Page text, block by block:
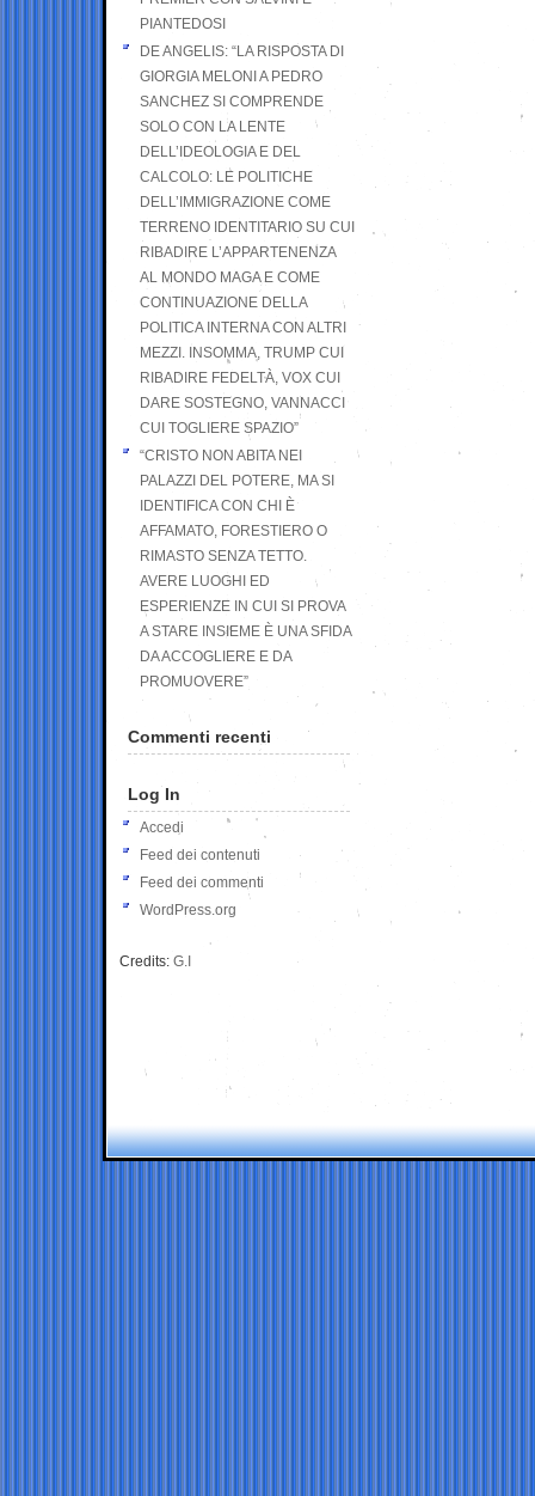
PIANTEDOSI
DE ANGELIS: “LA RISPOSTA DI
GIORGIA MELONI A PEDRO
SANCHEZ SI COMPRENDE
SOLO CON LA LENTE
DELL’IDEOLOGIA E DEL
CALCOLO: LE POLITICHE
DELL’IMMIGRAZIONE COME
TERRENO IDENTITARIO SU CUI
RIBADIRE L’APPARTENENZA
AL MONDO MAGA E COME
CONTINUAZIONE DELLA
POLITICA INTERNA CON ALTRI
MEZZI. INSOMMA, TRUMP CUI
RIBADIRE FEDELTÀ, VOX CUI
DARE SOSTEGNO, VANNACCI
CUI TOGLIERE SPAZIO”
“CRISTO NON ABITA NEI
PALAZZI DEL POTERE, MA SI
IDENTIFICA CON CHI È
AFFAMATO, FORESTIERO O
RIMASTO SENZA TETTO.
AVERE LUOGHI ED
ESPERIENZE IN CUI SI PROVA
A STARE INSIEME È UNA SFIDA
DA ACCOGLIERE E DA
PROMUOVERE”
Commenti recenti
Log In
Accedi
Feed dei contenuti
Feed dei commenti
WordPress.org
Credits: G.I